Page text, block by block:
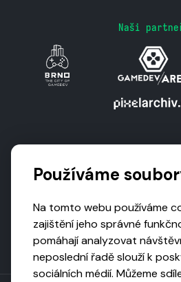
Naši
Používáme
Na tomto webu používáme
zajištění jeho správné
pomáhají analyzovat
neposlední řadě slouží k
sociálních médií. Můžeme